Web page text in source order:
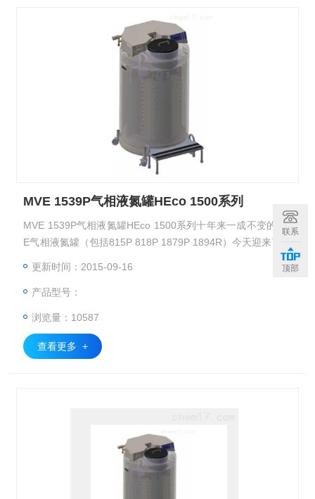
MVE 1539P气相液氮罐HEco 1500系列
MVE 1539P气相液氮罐HEco 1500系列十年来一成不变的MV
E气相液氮罐（包括815P 818P 1879P 1894R）今天迎来了升
级版，Z大亮点：节约20%以上的液氮消耗。样品储存量（2m
更新时间：2015-09-16
产品型号：
浏览量：10587
查看更多 +
联系
顶部